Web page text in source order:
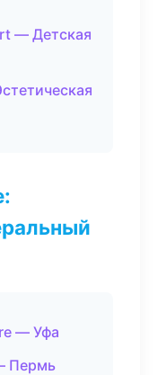
— Детская
— Уфа
Пермь